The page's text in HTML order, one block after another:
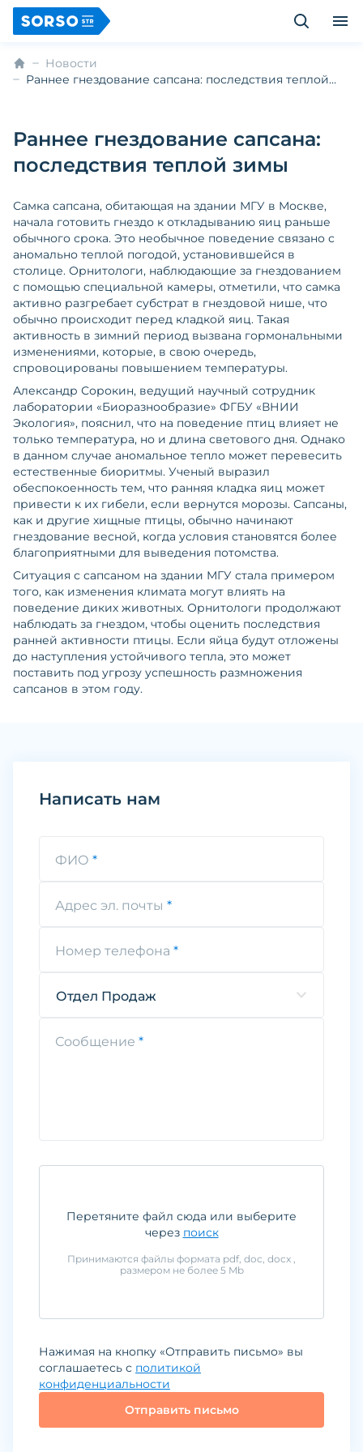
Новости
Раннее гнездование сапсана: последствия теплой
Раннее гнездование сапсана:
последствия теплой зимы
Самка сапсана, обитающая на здании МГУ в Москве,
начала готовить гнездо к откладыванию яиц раньше
обычного срока. Это необычное поведение связано с
аномально теплой погодой, установившейся в
столице. Орнитологи, наблюдающие за гнездованием
с помощью специальной камеры, отметили, что самка
активно разгребает субстрат в гнездовой нише, что
обычно происходит перед кладкой яиц. Такая
активность в зимний период вызвана гормональными
изменениями, которые, в свою очередь,
спровоцированы повышением температуры.
Александр Сорокин, ведущий научный сотрудник
лаборатории «Биоразнообразие» ФГБУ «ВНИИ
Экология», пояснил, что на поведение птиц влияет не
только температура, но и длина светового дня. Однако
в данном случае аномальное тепло может перевесить
естественные биоритмы. Ученый выразил
обеспокоенность тем, что ранняя кладка яиц может
привести к их гибели, если вернутся морозы. Сапсаны,
как и другие хищные птицы, обычно начинают
гнездование весной, когда условия становятся более
благоприятными для выведения потомства.
Ситуация с сапсаном на здании МГУ стала примером
того, как изменения климата могут влиять на
поведение диких животных. Орнитологи продолжают
наблюдать за гнездом, чтобы оценить последствия
ранней активности птицы. Если яйца будут отложены
до наступления устойчивого тепла, это может
поставить под угрозу успешность размножения
сапсанов в этом году.
Написать нам
ФИО
Адрес эл. почты
Номер телефона
Отдел Продаж
Сообщение
Перетяните файл сюда или выберите
через поиск
Принимаются файлы формата pdf, doc, docx ,
размером не более 5 Mb
Отправить письмо
Нажимая на кнопку «Отправить письмо» вы
соглашаетесь с политикой
конфиденциальности